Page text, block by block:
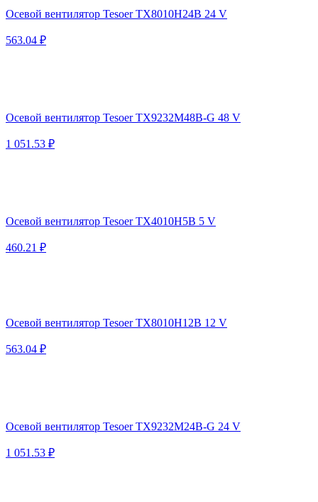
Осевой вентилятор Tesoer TX8010H24B 24 V
563.04 ₽
Осевой вентилятор Tesoer TX9232M48B-G 48 V
1 051.53 ₽
Осевой вентилятор Tesoer TX4010H5B 5 V
460.21 ₽
Осевой вентилятор Tesoer TX8010H12B 12 V
563.04 ₽
Осевой вентилятор Tesoer TX9232M24B-G 24 V
1 051.53 ₽